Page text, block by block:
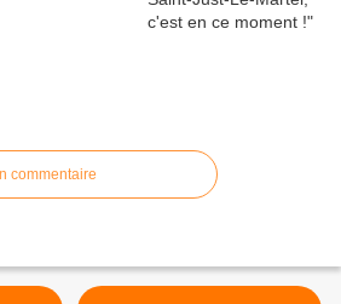
commentaire